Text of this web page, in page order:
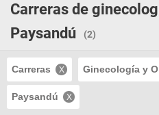
Carreras de
Paysandú
(2)
Carreras Ginecología y
Paysandú